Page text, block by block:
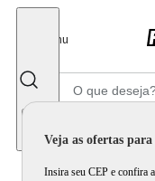
Menu
Veja as ofertas para
Insira seu CEP e confira